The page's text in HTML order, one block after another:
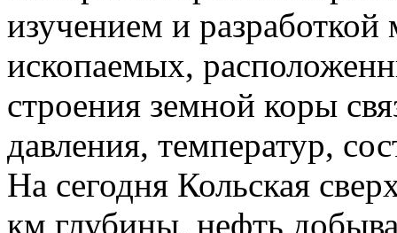
изучением и
ископаемых,
строения земной коры
давления, температур,
На сегодня Кольская
км глубины, нефть